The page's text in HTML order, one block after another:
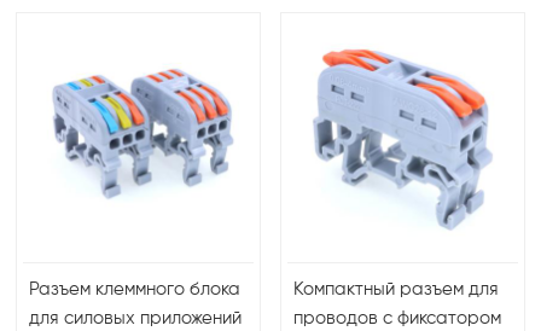
эффективных
электрических
соединений
Разъем клеммного блока
для силовых приложений
Компактный разъем для
проводов с фиксатором